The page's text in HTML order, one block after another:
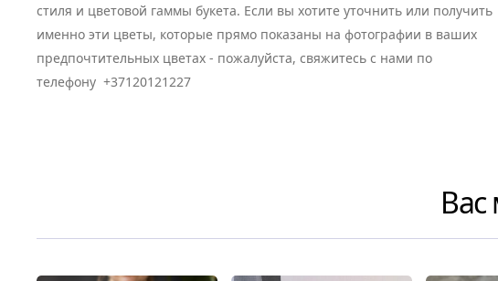
стиля и цветовой гаммы букета. Если вы хотите уточнить или получить
именно эти цветы, которые прямо показаны на фотографии в ваших
предпочтительных цветах - пожалуйста, свяжитесь с нами по
телефону +37120121227
Вас